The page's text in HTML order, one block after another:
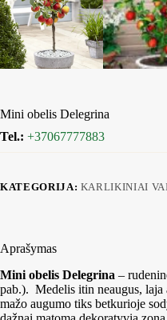
Mini obelis Delegrina
Tel.: +37067777883
KATEGORIJA: KARLIKINIAI
Aprašymas
Mini obelis Delegrina –
pab.). Medelis itin neaugus, laja
mažo augumo tiks betkurioje